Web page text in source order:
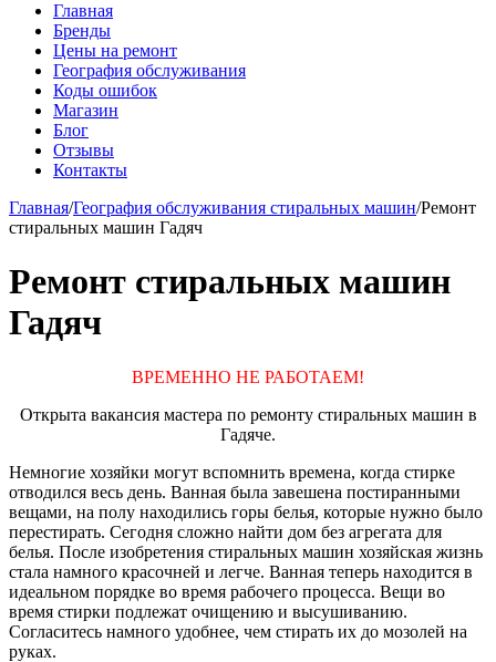
Главная
Бренды
Цены на ремонт
География обслуживания
Коды ошибок
Магазин
Блог
Отзывы
Контакты
Главная/География обслуживания стиральных машин/Ремонт
стиральных машин Гадяч
Ремонт стиральных машин
Гадяч
ВРЕМЕННО НЕ РАБОТАЕМ!
Открыта вакансия мастера по ремонту стиральных машин в
Гадяче.
Немногие хозяйки могут вспомнить времена, когда стирке
отводился весь день. Ванная была завешена постиранными
вещами, на полу находились горы белья, которые нужно было
перестирать. Сегодня сложно найти дом без агрегата для
белья. После изобретения стиральных машин хозяйская жизнь
стала намного красочней и легче. Ванная теперь находится в
идеальном порядке во время рабочего процесса. Вещи во
время стирки подлежат очищению и высушиванию.
Согласитесь намного удобнее, чем стирать их до мозолей на
руках.